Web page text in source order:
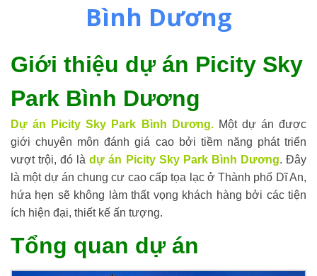
Bình Dương
Giới thiệu dự án Picity Sky
Park Bình Dương
Dự án Picity Sky Park Bình Dương.Một dự án được
giới chuyên môn đánh giá cao bởi tiềm năng phát triển
vượt trội, đó làdự án Picity Sky Park Bình Dương. Đây
là một dự án chung cư cao cấp tọa lạc ở Thành phố Dĩ An,
hứa hẹn sẽ không làm thất vọng khách hàng bởi các tiện
ích hiện đại, thiết kế ấn tượng.
Tổng quan dự án